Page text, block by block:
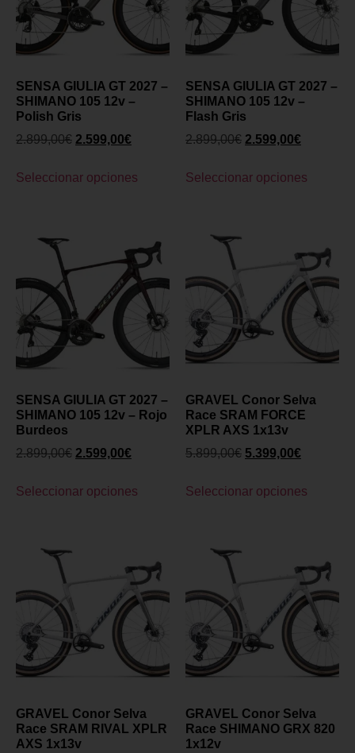
SENSA GIULIA GT 2027 –
SHIMANO 105 12v –
Polish Gris
2.899,00€ 2.599,00€
Seleccionar opciones
SENSA GIULIA GT 2027 –
SHIMANO 105 12v –
Flash Gris
2.899,00€ 2.599,00€
Seleccionar opciones
SENSA GIULIA GT 2027 –
SHIMANO 105 12v – Rojo
Burdeos
2.899,00€ 2.599,00€
Seleccionar opciones
GRAVEL Conor Selva
Race SRAM FORCE
XPLR AXS 1x13v
5.899,00€ 5.399,00€
Seleccionar opciones
GRAVEL Conor Selva
Race SRAM RIVAL XPLR
AXS 1x13v
GRAVEL Conor Selva
Race SHIMANO GRX 820
1x12v